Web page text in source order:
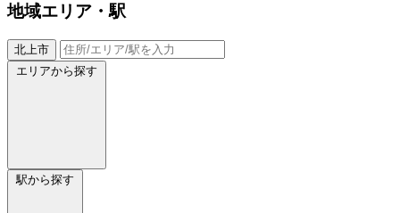
地域エリア・駅
北上市
エリアから探す
駅から探す